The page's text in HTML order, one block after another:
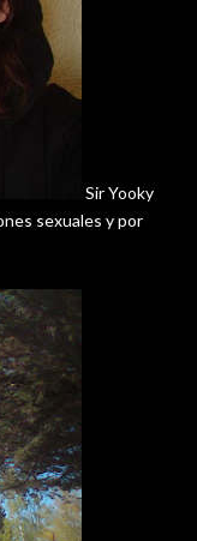
SirYooky
sexuales y por